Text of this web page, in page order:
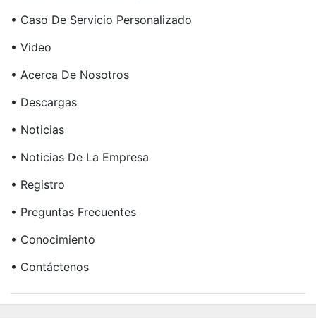
• Caso De Servicio Personalizado
• Video
• Acerca De Nosotros
• Descargas
• Noticias
• Noticias De La Empresa
• Registro
• Preguntas Frecuentes
• Conocimiento
• Contáctenos